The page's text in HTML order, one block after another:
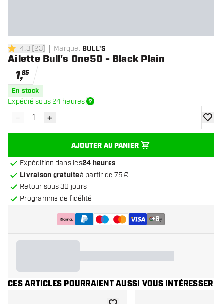
4.3 étoiles de notation
4.3[23] Marque: BULL'S
Ailette Bull's One50 - Black Plain
1,85
En stock
Expédié sous 24 heures
Diminuer la quantité
- Augmenter la quantité
+
AJOUTER AU PANIER
Expédition dans les24 heures
Livraison gratuiteà partir de 75 €.
Retour sous 30 jours
Programme de fidélité
+6
CES ARTICLES POURRAIENT AUSSI VOUS INTÉRESSER